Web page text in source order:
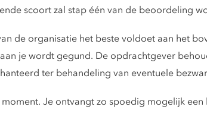
scoort zal stap één van de beoordeling
de organisatie het beste voldoet aan het
je wordt gegund. De opdrachtgever
ter behandeling van eventuele
Je ontvangt zo spoedig mogelijk